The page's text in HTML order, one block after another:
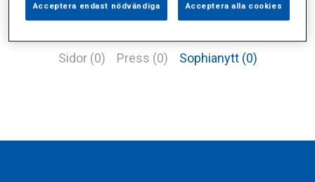
Sidor (0) Press (0) Sophianytt (0)
Acceptera endast nödvändiga Acceptera alla cookies